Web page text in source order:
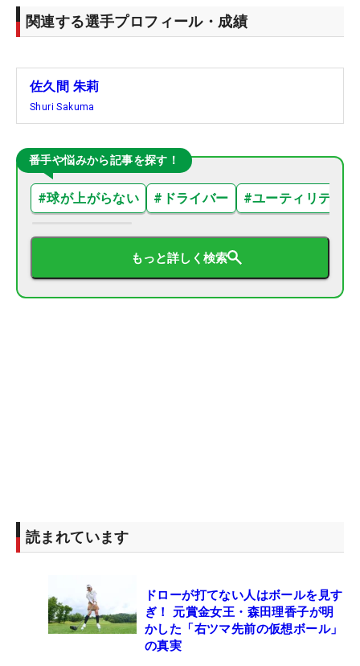
関連する選手プロフィール・成績
佐久間 朱莉
Shuri Sakuma
番手や悩みから記事を探す！
#球が上がらない # ドライバー #ユーティリティ
もっと詳しく検索
読まれています
ドローが打てない人はボールを見す
ぎ！ 元賞金女王・森田理香子が明
かした「右ツマ先前の仮想ボール」
の真実